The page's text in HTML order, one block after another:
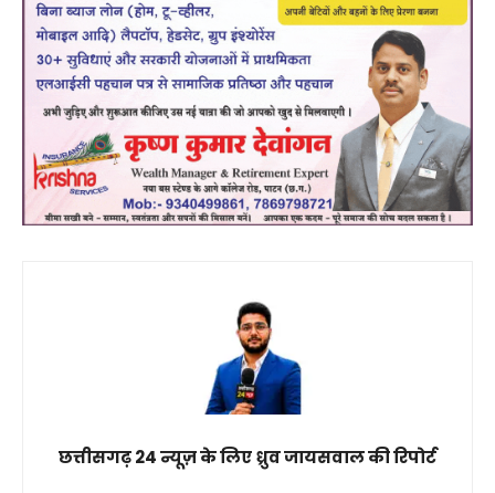
छत्तीसगढ़ 24 न्यूज़ के लिए ध्रुव जायसवाल की रिपोर्ट